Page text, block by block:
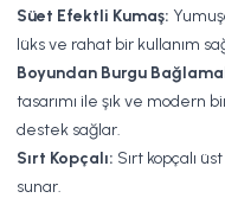
Süet Efektli Kumaş:
lüks ve rahat bir kullanım
Boyundan Burgu
tasarımı ile şık ve modern
destek sağlar.
Sırt Kopçalı: Sırt kopçalı
sunar.